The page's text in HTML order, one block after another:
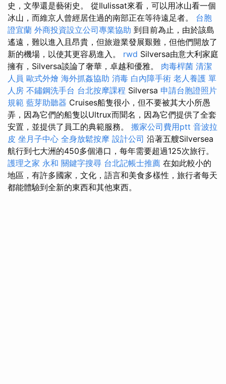
史，文學還是藝術史。 從Ilulissat來看，可以用冰山看一個
冰山，而維京人曾經居住過的南部正在等待遠足者。 台胞
證宜蘭 外商投資設立公司專業協助 到目前為止，由於該島
遙遠，難以進入且昂貴，但旅遊業發展艱難，但他們開放了
新的機場，以使其更容易進入。 rwd Silversa由意大利家庭
擁有，Silversa談論了奢華，卓越和優雅。 肉毒桿菌 清潔
人員 歐式外燴 海外抓姦協助 消毒 白內障手術 老人養護 單
人房 不鏽鋼洗手台 台北按摩課程 Silversa 申請台胞證照片
規範 藍芽助聽器 Cruises船隻很小，但不要被其大小所愚
弄，因為它們的船隻以Ultrux而聞名，因為它們提供了全套
安置，並提供了員工的典範服務。 搬家公司費用ptt 音波拉
皮 坐月子中心 全身放鬆按摩 設計公司 沿著五艘Silversea
航行到七大洲的450多個港口，每年需要超過125次旅行。
護理之家 永和 關鍵字搜尋 台北記帳士推薦 在如此較小的
地區，有許多國家，文化，語言和美食多樣性，旅行者每天
都能體驗到全新的東西和其他東西。